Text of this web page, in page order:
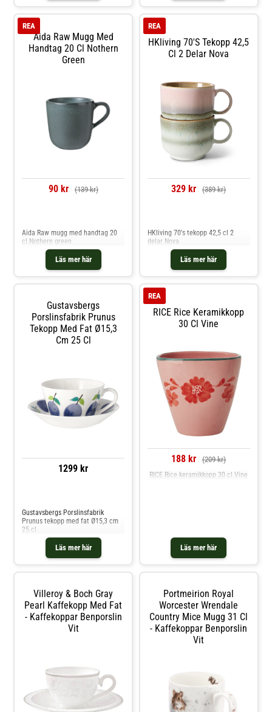
Aida Raw Mugg Med
Handtag 20 Cl Nothern
Green
REA
90 kr (139 kr)
Läs mer här
Aida Raw mugg med handtag 20
cl Nothern green
HKliving 70's Tekopp 42,5
Cl 2 Delar Nova
REA
329 kr (389 kr)
Läs mer här
HKliving 70's tekopp 42,5 cl 2
delar Nova
Gustavsbergs
Porslinsfabrik Prunus
Tekopp Med Fat Ø15,3
Cm 25 Cl
1299 kr
Läs mer här
Gustavsbergs Porslinsfabrik
Prunus tekopp med fat Ø15,3 cm
25 cl
RICE Rice Keramikkopp
30 Cl Vine
REA
188 kr (209 kr)
Läs mer här
RICE Rice keramikkopp 30 cl Vine
Villeroy & Boch Gray
Pearl Kaffekopp Med Fat
- Kaffekoppar Benporslin
Vit
Portmeirion Royal
Worcester Wrendale
Country Mice Mugg 31 Cl
- Kaffekoppar Benporslin
Vit